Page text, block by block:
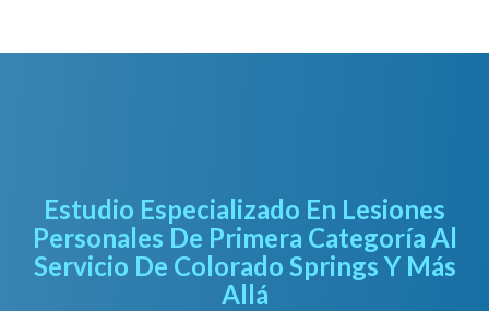
Estudio Especializado En Lesiones
Personales De Primera Categoría Al
Servicio De Colorado Springs Y Más
Allá